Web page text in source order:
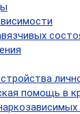
помощь в